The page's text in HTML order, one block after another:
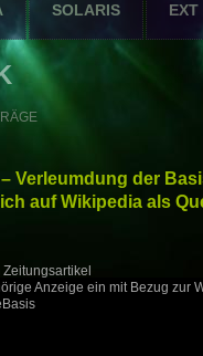
SOLARIS EXT
Verleumdung der
auf Wikipedia als
Anzeige ein mit Bezug zur